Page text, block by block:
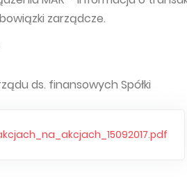
zarządcze.
ds. finansowych Spółki